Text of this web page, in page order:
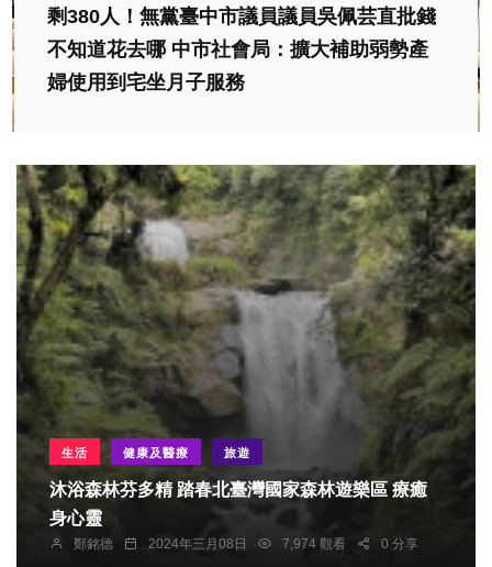
剩380人！無黨臺中市議員議員吳佩芸直批錢
不知道花去哪 中市社會局：擴大補助弱勢產
婦使用到宅坐月子服務
生活 健康及醫療 旅遊
沐浴森林芬多精 踏春北臺灣國家森林遊樂區 療癒
身心靈
鄭銘德 2024年三月08日 7,974 觀看 0 分享